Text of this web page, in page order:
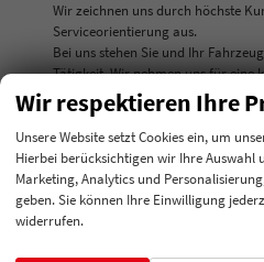
Wir zeichnen uns durch höchste
Serviceorientierung aus.
Bei uns stehen Sie und Ihr
Tätigkeit. Wir nehmen uns für eine
genügend Zeit. Dafür bekommen
Rückmeldung.
Wenn Sie es wünschen,
EU Neuwagens und erledigen
zusammenhängen.
Wir respektieren Ihre
Unsere Website setzt Cookies ein, um
Hierbei berücksichtigen wir Ihre
Marketing, Analytics und
geben. Sie können Ihre Einwilligung
widerrufen.